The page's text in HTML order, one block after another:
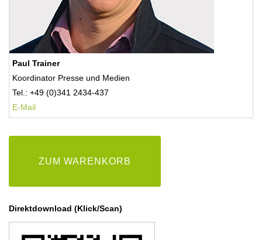
Paul Trainer
Koordinator Presse und Medien
Tel.: +49 (0)341 2434-437
E-Mail
ZUM WARENKORB
Direktdownload (Klick/Scan)